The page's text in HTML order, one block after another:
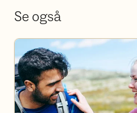
Se også
Bli frivillig i Sogn og Fjordane